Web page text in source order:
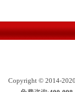
Copyright © 2014-2020